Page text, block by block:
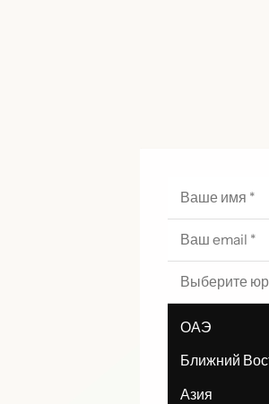
Выберите
ОАЭ
Ближний
Азия